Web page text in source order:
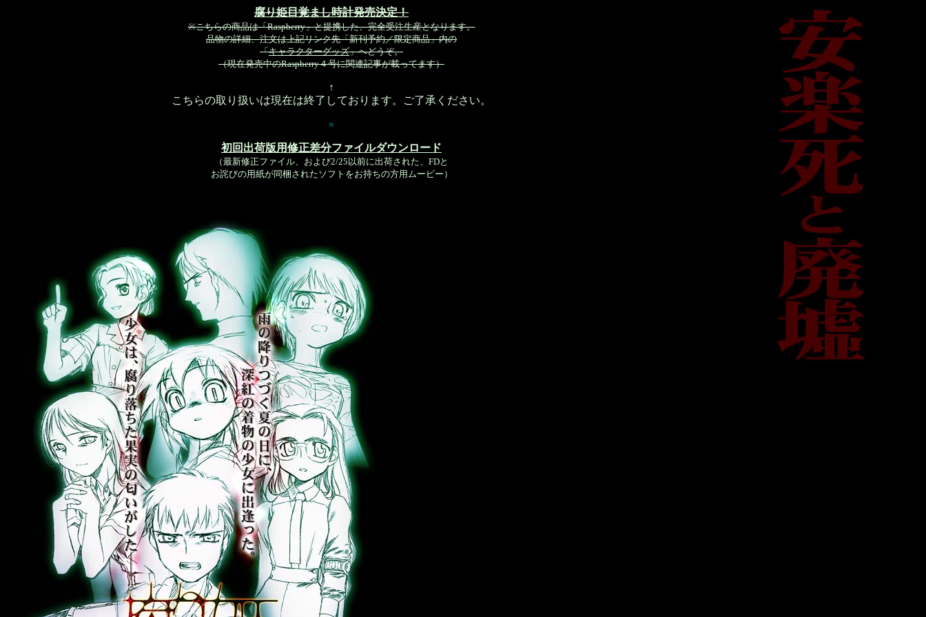
腐り姫目覚まし時計発売決定！
※こちらの商品は「Raspberry」と提携した、完全受注生産となります。
品物の詳細、注文は上記リンク先「新刊予約／限定商品」内の
「キャラクターグッズ」へどうぞ。
（現在発売中のRaspberry４号に関連記事が載ってます）
↑
こちらの取り扱いは現在は終了しております。ご了承ください。
■
初回出荷版用修正差分ファイルダウンロード
（最新修正ファイル、および2/25以前に出荷された、FDと
お詫びの用紙が同梱されたソフトをお持ちの方用ムービー）